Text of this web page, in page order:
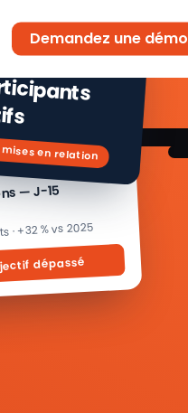
Demandez une démo
— J-15
· +32 % vs 2025
dépassé
de
mises en relation